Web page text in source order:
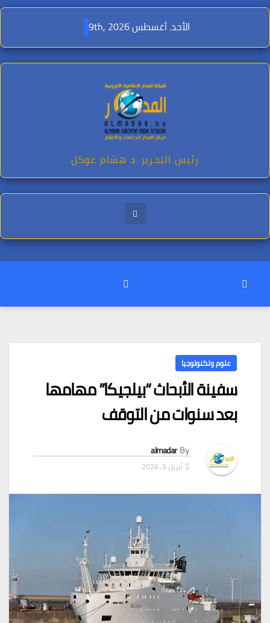
Skip
content
الأحد. أغسطس 9th, 2026
رئيس التحرير .د هشام عوكل
علوم وتكنولوجيا
سفينة الأبحاث “بيلجيكا” مهامها
بعد سنوات من التوقف
By
almadar
أبريل 3, 2026